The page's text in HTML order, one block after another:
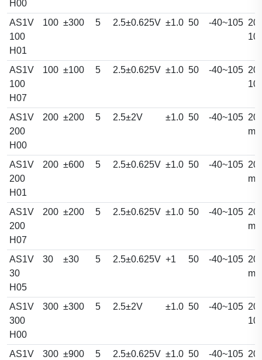
H00
AS1V
100
H01
100 ±300 5 2.5±0.625V ±1.0 50 -40~105
AS1V
100
H07
100 ±100 5 2.5±0.625V ±1.0 50 -40~105
AS1V
200
H00
200 ±200 5 2.5±2V ±1.0 50 -40~105
AS1V
200
H01
200 ±600 5 2.5±0.625V ±1.0 50 -40~105
AS1V
200
H07
200 ±200 5 2.5±0.625V ±1.0 50 -40~105
AS1V
30
H05
30 ±30 5 2.5±0.625V +1 50 -40~105
AS1V
300
H00
300 ±300 5 2.5±2V ±1.0 50 -40~105
AS1V
300 ±900 5 2.5±0.625V ±1.0 50 -40~105